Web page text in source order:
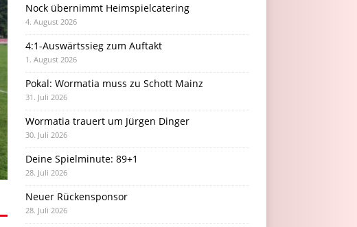
Nock übernimmt Heimspielcatering
4. August 2026
4:1-Auswärtssieg zum Auftakt
1. August 2026
Pokal: Wormatia muss zu Schott Mainz
31. Juli 2026
Wormatia trauert um Jürgen Dinger
30. Juli 2026
Deine Spielminute: 89+1
28. Juli 2026
Neuer Rückensponsor
28. Juli 2026